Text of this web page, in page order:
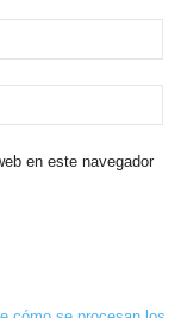
en este navegador